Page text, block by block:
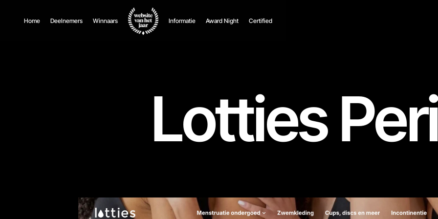
Home Deelnemers Winnaars Informatie Award Night Certified
Lotties